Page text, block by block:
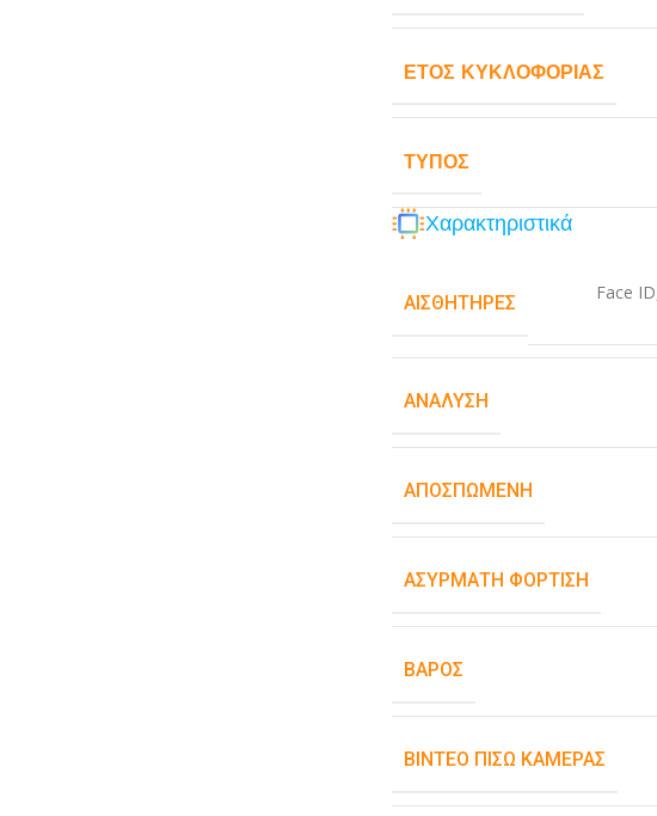
ΈΤΟΣ ΚΥΚΛΟΦΟΡΊΑΣ
ΤΎΠΟΣ
Χαρακτηριστικά
ΑΙΣΘΗΤΉΡΕΣ Face ID
ΑΝΆΛΥΣΗ
ΑΠΟΣΠΏΜΕΝΗ
ΑΣΎΡΜΑΤΗ ΦΌΡΤΙΣΗ
ΒΆΡΟΣ
ΒΊΝΤΕΟ ΠΊΣΩ ΚΆΜΕΡΑΣ